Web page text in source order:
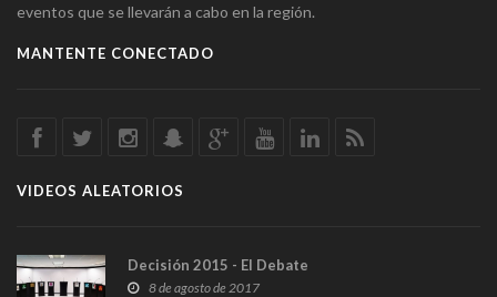
eventos que se llevarán a cabo en la región.
MANTENTE CONECTADO
VIDEOS ALEATORIOS
Decisión 2015 - El Debate
8 de agosto de 2017